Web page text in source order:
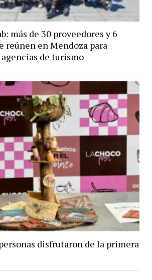
más de 30 proveedores y 6
reúnen en Mendoza para
de turismo
disfrutaron de la primera